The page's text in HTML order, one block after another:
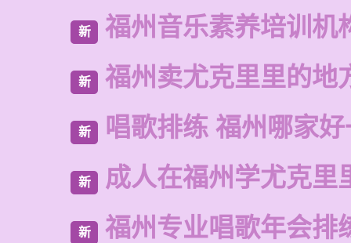
新 福州音乐素养培训机
新 福州卖尤克里里的地
新 唱歌排练 福州哪家
新 成人在福州学尤克里
新 福州专业唱歌年会排